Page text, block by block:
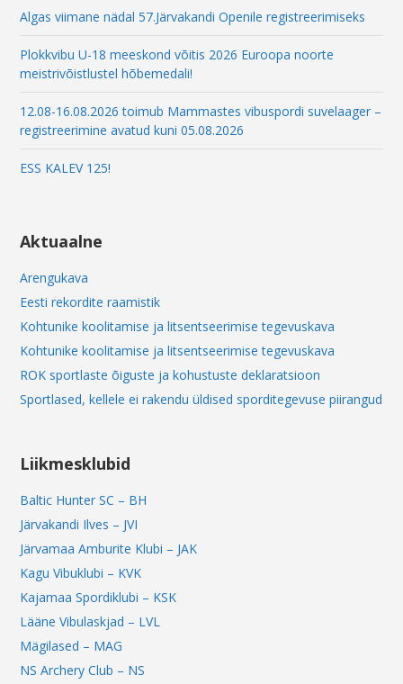
Algas viimane nädal 57.Järvakandi Openile registreerimiseks
Plokkvibu U-18 meeskond võitis 2026 Euroopa noorte
meistrivõistlustel hõbemedali!
12.08-16.08.2026 toimub Mammastes vibuspordi suvelaager –
registreerimine avatud kuni 05.08.2026
ESS KALEV 125!
Aktuaalne
Arengukava
Eesti rekordite raamistik
Kohtunike koolitamise ja litsentseerimise tegevuskava
Kohtunike koolitamise ja litsentseerimise tegevuskava
ROK sportlaste õiguste ja kohustuste deklaratsioon
Sportlased, kellele ei rakendu üldised sporditegevuse piirangud
Liikmesklubid
Baltic Hunter SC – BH
Järvakandi Ilves – JVI
Järvamaa Amburite Klubi – JAK
Kagu Vibuklubi – KVK
Kajamaa Spordiklubi – KSK
Lääne Vibulaskjad – LVL
Mägilased – MAG
NS Archery Club – NS